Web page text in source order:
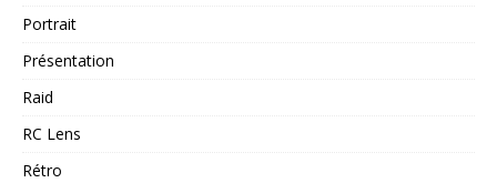
Portrait
Présentation
Raid
RC Lens
Rétro